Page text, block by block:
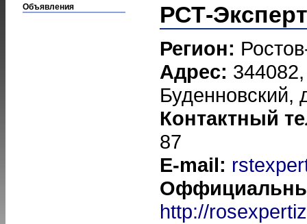
Объявления РСТ-
Регион:
Адрес:
Буденновский,
Контактный
87
E-mail:
http://